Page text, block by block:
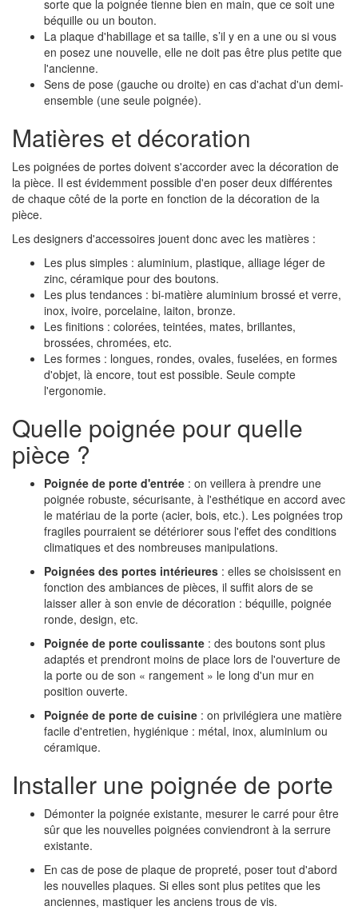
sorte que la poignée tienne bien en main, que ce soit une
béquille ou un bouton.
La plaque d'habillage et sa taille, s’il y en a une ou si vous
en posez une nouvelle, elle ne doit pas être plus petite que
l'ancienne.
Sens de pose (gauche ou droite) en cas d'achat d'un demi-
ensemble (une seule poignée).
Matières et décoration
Les poignées de portes doivent s'accorder avec la décoration de
la pièce. Il est évidemment possible d'en poser deux différentes
de chaque côté de la porte en fonction de la décoration de la
pièce.
Les designers d'accessoires jouent donc avec les matières :
Les plus simples : aluminium, plastique, alliage léger de
zinc, céramique pour des boutons.
Les plus tendances : bi-matière aluminium brossé et verre,
inox, ivoire, porcelaine, laiton, bronze.
Les finitions : colorées, teintées, mates, brillantes,
brossées, chromées, etc.
Les formes : longues, rondes, ovales, fuselées, en formes
d'objet, là encore, tout est possible. Seule compte
l'ergonomie.
Quelle poignée pour quelle
pièce ?
Poignée de porte d'entrée : on veillera à prendre une
poignée robuste, sécurisante, à l'esthétique en accord avec
le matériau de la porte (acier, bois, etc.). Les poignées trop
fragiles pourraient se détériorer sous l'effet des conditions
climatiques et des nombreuses manipulations.
Poignées des portes intérieures : elles se choisissent en
fonction des ambiances de pièces, il suffit alors de se
laisser aller à son envie de décoration : béquille, poignée
ronde, design, etc.
Poignée de porte coulissante : des boutons sont plus
adaptés et prendront moins de place lors de l'ouverture de
la porte ou de son « rangement » le long d'un mur en
position ouverte.
Poignée de porte de cuisine : on privilégiera une matière
facile d'entretien, hygiénique : métal, inox, aluminium ou
céramique.
Installer une poignée de porte
Démonter la poignée existante, mesurer le carré pour être
sûr que les nouvelles poignées conviendront à la serrure
existante.
En cas de pose de plaque de propreté, poser tout d'abord
les nouvelles plaques. Si elles sont plus petites que les
anciennes, mastiquer les anciens trous de vis.